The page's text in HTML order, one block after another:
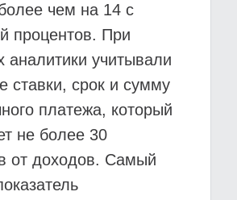
чем на 14 с
процентов. При
аналитики учитывали
ставки, срок и сумму
платежа, который
не более 30
от доходов. Самый